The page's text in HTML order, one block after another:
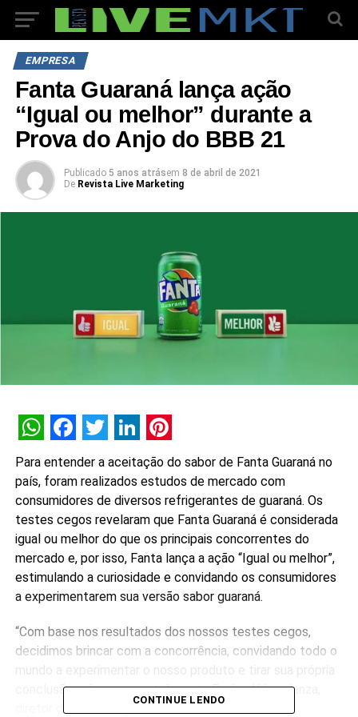
EMPRESA
Fanta Guaraná lança ação
“Igual ou melhor” durante a
Prova do Anjo do BBB 21
Publicado 5 anos atrásem 8 de abril de 2021
De Revista Live Marketing
WhatsApp
Facebook
Twitter
LinkedIn
Pinterest
Para entender a aceitação do sabor de Fanta Guaraná no
país, foram realizados estudos de mercado com
consumidores de diversos refrigerantes de guaraná. Os
testes cegos revelaram que Fanta Guaraná é considerada
igual ou melhor do que os principais concorrentes do
mercado e, por isso, Fanta lança a ação “Igual ou melhor”,
estimulando a curiosidade e convidando os consumidores
a experimentarem sua versão sabor guaraná.
“Com base nos resultados dos nossos testes cegos,
decidimos brincar com a concorrência, convidando todo o
conclusão sobre o assunto”, conta Pedro Abbondanza,
diretor de marketing de Fanta no Brasil.
CONTINUE LENDO